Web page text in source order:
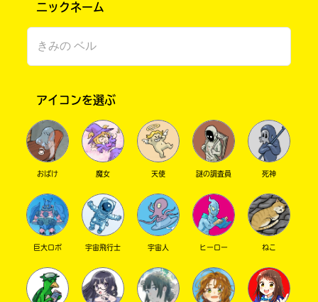
このマチのことを
もっと知りたい
ニックネーム
アイコンを選ぶ
おばけ 魔女 天使 謎の調査員 死神
巨大ロボ 宇宙飛行士 宇宙人 ヒーロー ねこ